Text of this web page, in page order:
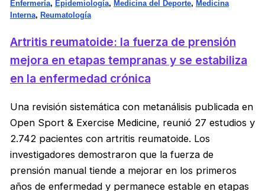
Enfermería, Epidemiología, Medicina del Deporte, Medicina
Interna, Reumatología
Artritis reumatoide: la fuerza de prensión
mejora en etapas tempranas y se estabiliza
en la enfermedad crónica
Una revisión sistemática con metanálisis publicada en
Open Sport & Exercise Medicine, reunió 27 estudios y
2.742 pacientes con artritis reumatoide. Los
investigadores demostraron que la fuerza de
prensión manual tiende a mejorar en los primeros
años de enfermedad y permanece estable en etapas